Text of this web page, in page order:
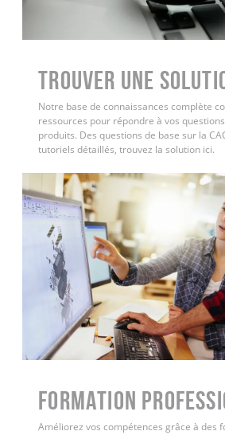
Trouver une
Notre base de connaissances complète
ressources pour répondre à vos
produits. Des questions de base sur la
tutoriels détaillés, trouvez la solution ici.
FORMATION
Améliorez vos compétences grâce à des